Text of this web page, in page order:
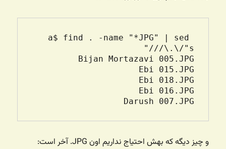
a$ find . -name "*JPG" | sed
Darush 007.JPG
و چیز دیگه که بهش احتیاج نداریم اون JPG. آخر است: